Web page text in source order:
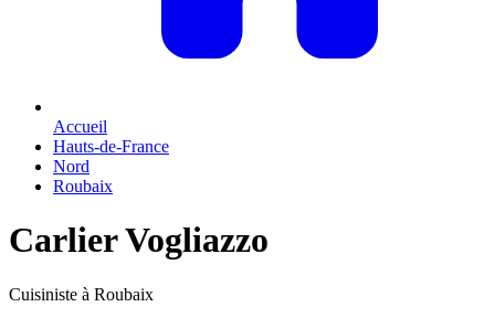
Accueil
Hauts-de-France
Nord
Roubaix
Carlier Vogliazzo
Cuisiniste à Roubaix